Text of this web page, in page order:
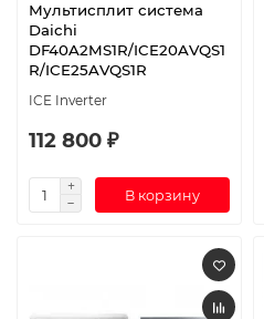
Мультисплит система
Daichi
DF40A2MS1R/ICE20AVQS1
R/ICE25AVQS1R
ICE Inverter
112 800 ₽
В корзину